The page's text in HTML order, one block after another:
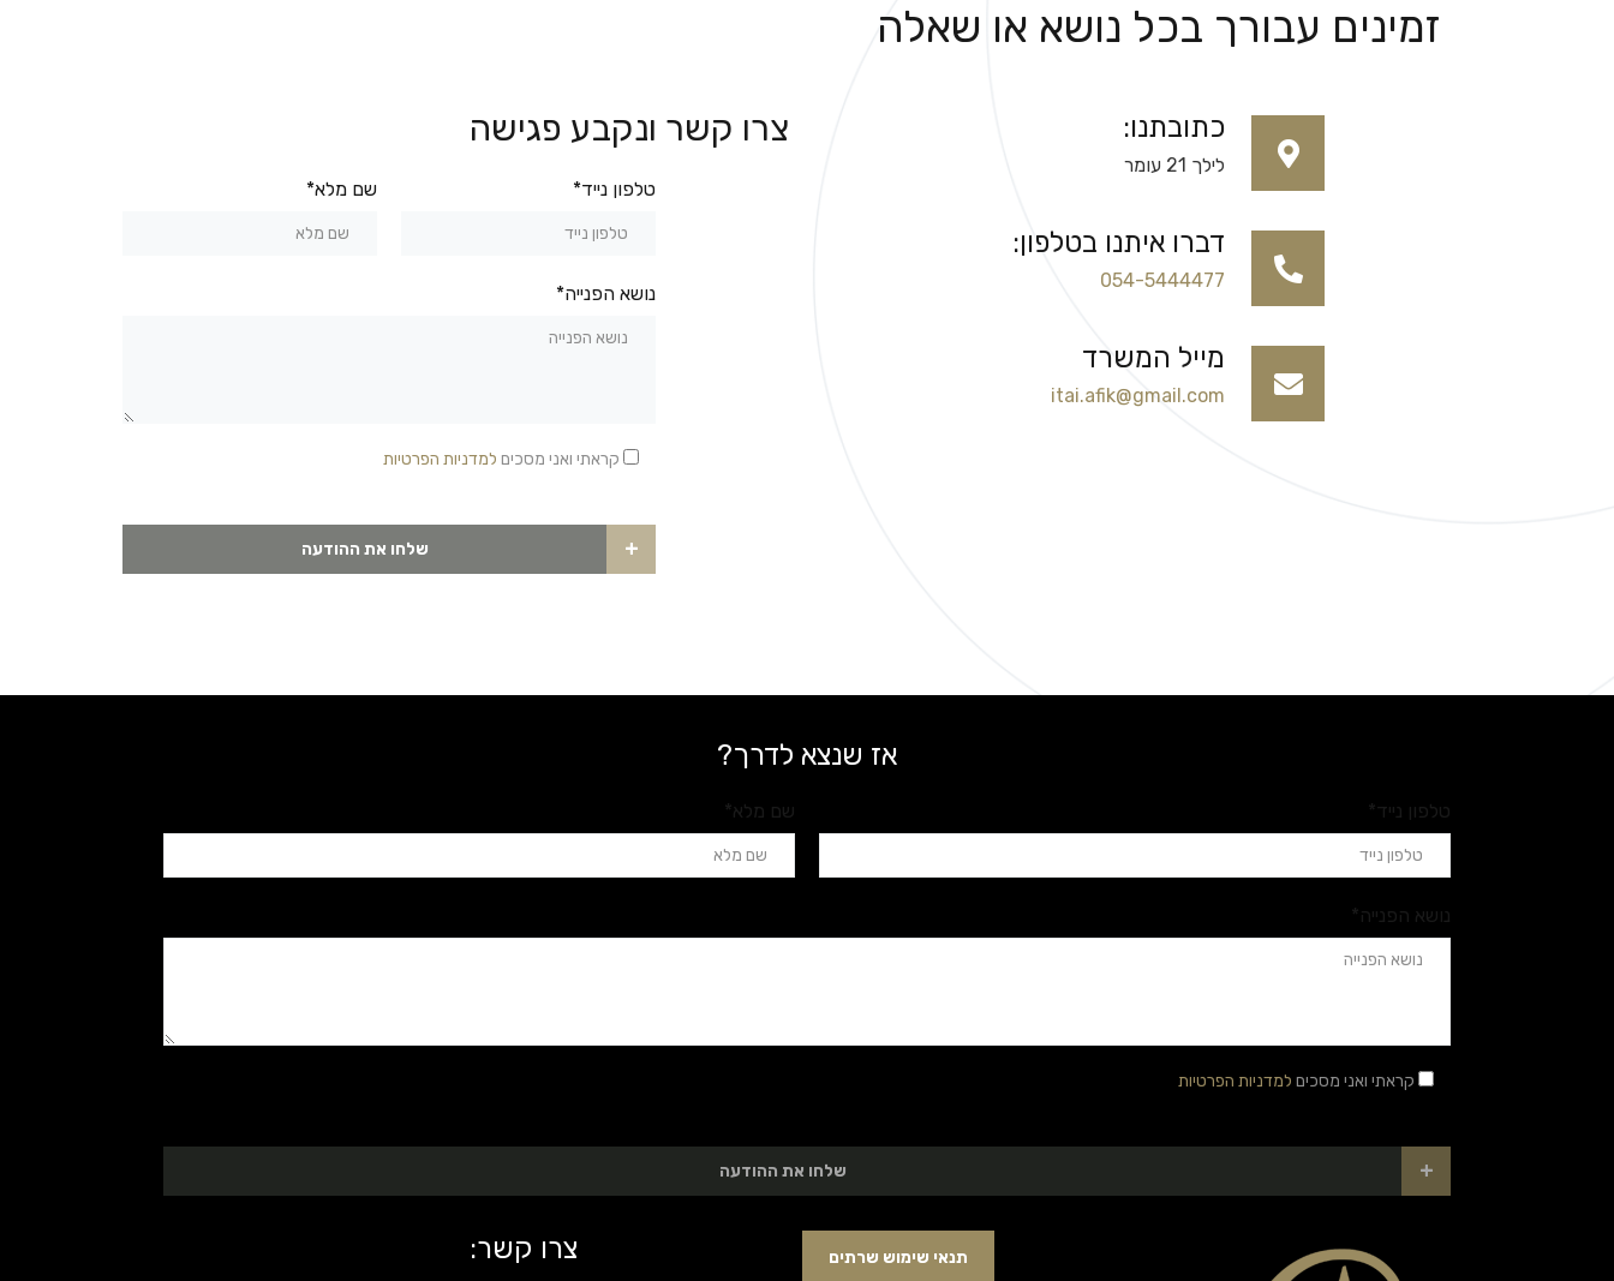
זמינים עבורך בכל נושא או שאלה
כתובתנו:
לילך 21 עומר
דברו איתנו בטלפון:
054-5444477
מייל המשרד
itai.afik@gmail.com
צרו קשר ונקבע פגישה
טלפון נייד* שם מלא*
נושא הפנייה*
קראתי ואני מסכים למדניות הפרטיות
שלחו את ההודעה +
אז שנצא לדרך?
טלפון נייד* שם מלא*
נושא הפנייה*
קראתי ואני מסכים למדניות הפרטיות
שלחו את ההודעה +
תנאי שימוש שרתים צרו קשר: